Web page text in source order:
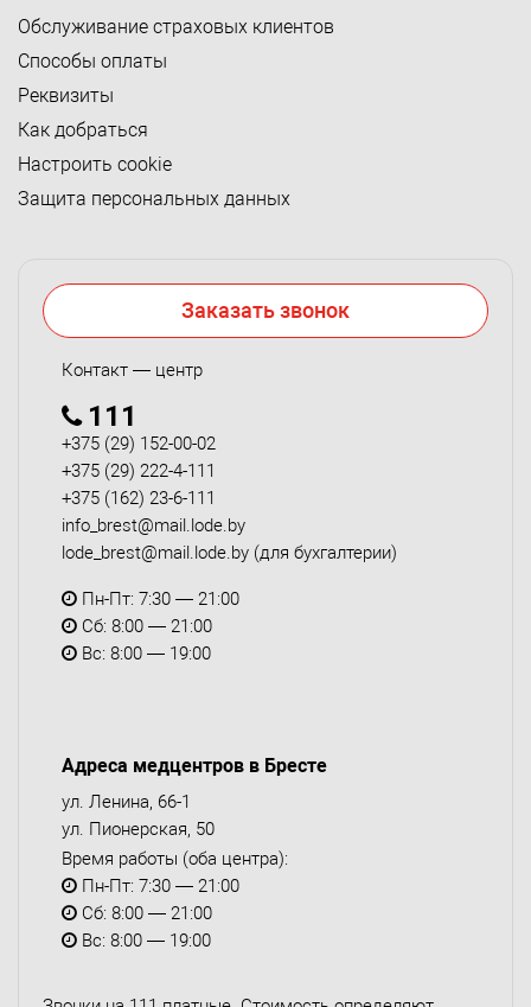
Обслуживание страховых клиентов
Способы оплаты
Реквизиты
Как добраться
Настроить cookie
Защита персональных данных
Заказать звонок
Контакт — центр
111
+375 (29) 152-00-02
+375 (29) 222-4-111
+375 (162) 23-6-111
info_brest@mail.lode.by
lode_brest@mail.lode.by (для бухгалтерии)
Пн-Пт: 7:30 — 21:00
Сб: 8:00 — 21:00
Вс: 8:00 — 19:00
Адреса медцентров в Бресте
ул. Ленина, 66-1
ул. Пионерская, 50
Время работы (оба центра):
Пн-Пт: 7:30 — 21:00
Сб: 8:00 — 21:00
Вс: 8:00 — 19:00